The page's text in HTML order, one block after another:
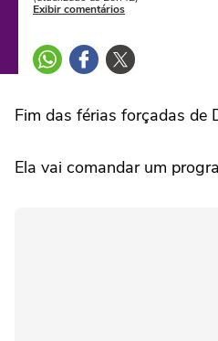
Exibir comentários
Fim das férias forçadas de
Ela vai comandar um